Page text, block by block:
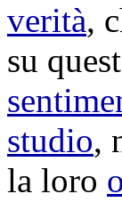
verità,
su
studio,
la loro